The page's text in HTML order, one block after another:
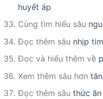
huyết áp
Cùng tìm hiểu sâu
Đọc thêm sâu nhịp
Đọc và hiểu thêm về
Xem thêm sâu hơn
Đọc thêm sâu thức